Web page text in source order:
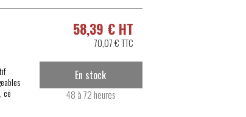
ce
58,39 € HT
70,07 € TTC
En stock
48 à 72 heures